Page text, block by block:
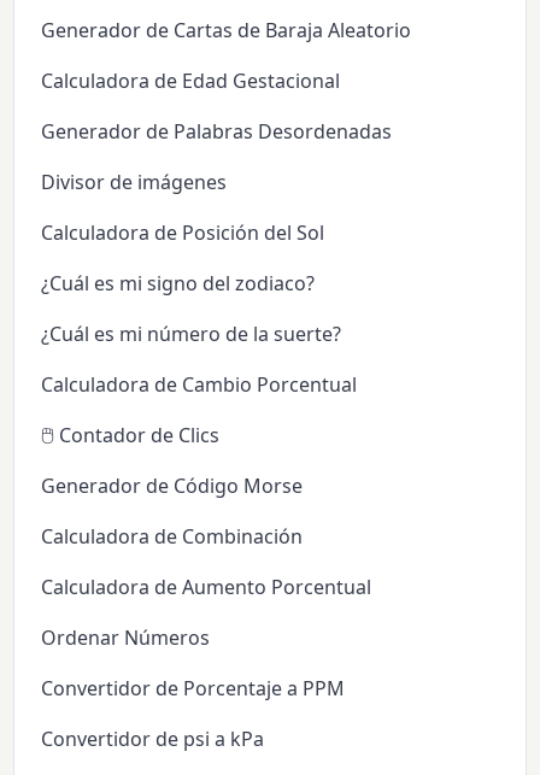
Generador de Cartas de Baraja Aleatorio
Calculadora de Edad Gestacional
Generador de Palabras Desordenadas
Divisor de imágenes
Calculadora de Posición del Sol
¿Cuál es mi signo del zodiaco?
¿Cuál es mi número de la suerte?
Calculadora de Cambio Porcentual
🖱️ Contador de Clics
Generador de Código Morse
Calculadora de Combinación
Calculadora de Aumento Porcentual
Ordenar Números
Convertidor de Porcentaje a PPM
Convertidor de psi a kPa